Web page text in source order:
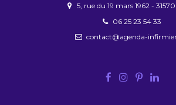
5, rue du 19 mars 1962 -
06 25 23 54 33
contact@agenda-